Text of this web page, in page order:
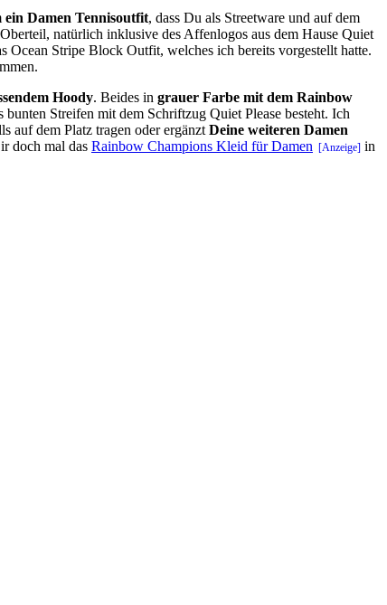
ein Damen Tennisoutfit, dass Du als Streetware und auf dem
natürlich inklusive des Affenlogos aus dem Hause Quiet
Ocean Stripe Block Outfit, welches ich bereits vorgestellt hatte.
Hoody. Beides in grauer Farbe mit dem Rainbow
Streifen mit dem Schriftzug Quiet Please besteht. Ich
auf dem Platz tragen oder ergänzt Deine weiteren Damen
doch mal das Rainbow Champions Kleid für Damen
in